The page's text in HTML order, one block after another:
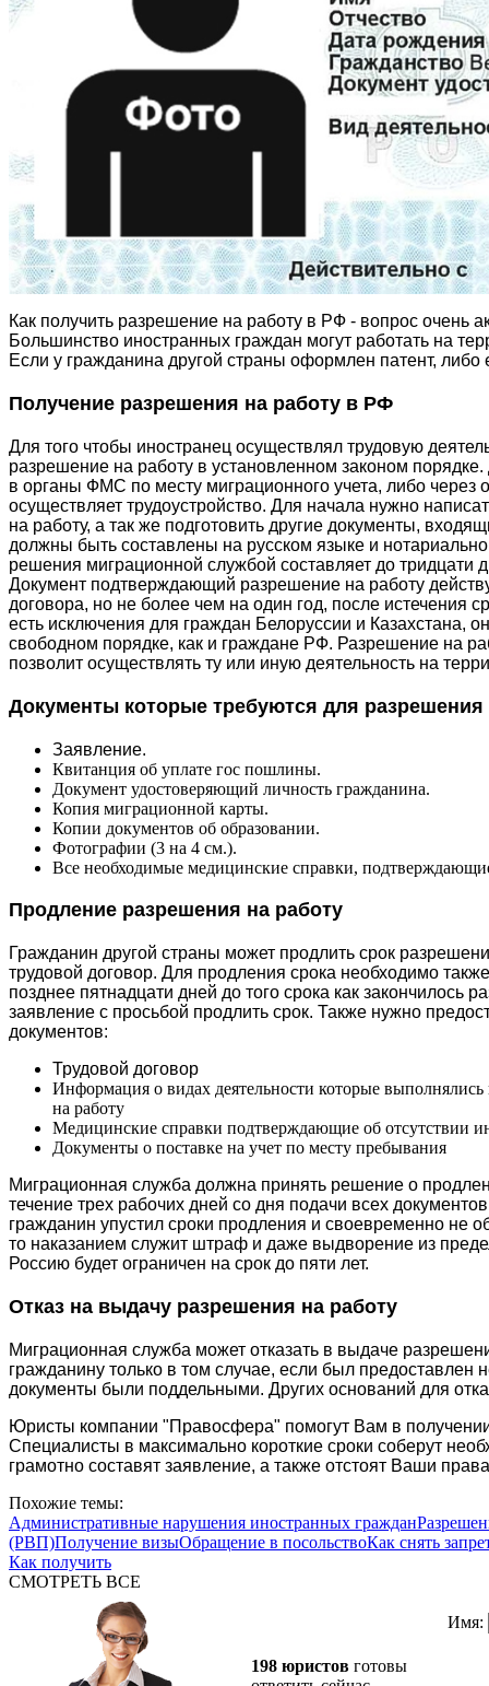
Как получить разрешение на работу в РФ - вопрос очень
Большинство иностранных граждан могут работать на
Если у гражданина другой страны оформлен патент, либо
Получение разрешения на работу в РФ
Для того чтобы иностранец осуществлял трудовую
разрешение на работу в установленном законом
в органы ФМС по месту миграционного учета, либо через
осуществляет трудоустройство. Для начала нужно
на работу, а так же подготовить другие документы,
должны быть составлены на русском языке и
решения миграционной службой составляет до тридцати
Документ подтверждающий разрешение на работу
договора, но не более чем на один год, после истечения
есть исключения для граждан Белоруссии и Казахстана,
свободном порядке, как и граждане РФ. Разрешение на
позволит осуществлять ту или иную деятельность на
Документы которые требуются для разрешения
Заявление.
Квитанция об уплате гос пошлины.
Документ удостоверяющий личность гражданина.
Копия миграционной карты.
Копии документов об образовании.
Фотографии (3 на 4 см.).
Все необходимые медицинские справки,
Продление разрешения на работу
Гражданин другой страны может продлить срок
трудовой договор. Для продления срока необходимо
позднее пятнадцати дней до того срока как закончилось
заявление с просьбой продлить срок. Также нужно
документов:
Трудовой договор
Информация о видах деятельности которые
на работу
Медицинские справки подтверждающие об отсутствии
Документы о поставке на учет по месту пребывания
Миграционная служба должна принять решение о
течение трех рабочих дней со дня подачи всех
гражданин упустил сроки продления и своевременно не
то наказанием служит штраф и даже выдворение из
Россию будет ограничен на срок до пяти лет.
Отказ на выдачу разрешения на работу
Миграционная служба может отказать в выдаче
гражданину только в том случае, если был предоставлен
документы были поддельными. Других оснований для
Юристы компании "Правосфера" помогут Вам в
Специалисты в максимально короткие сроки соберут
грамотно составят заявление, а также отстоят Ваши
Похожие темы:
Административные нарушения иностранных граждан
(РВП)Получение визыОбращение в посольствоКак снять
Как получить
СМОТРЕТЬ ВСЕ
198 юристов готовы
Имя: